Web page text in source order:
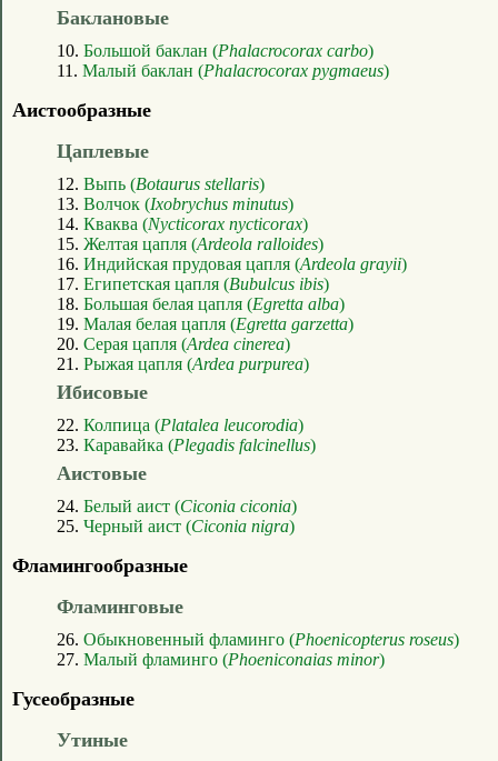
Баклановые
10. Большой баклан (Phalacrocorax carbo)
11. Малый баклан (Phalacrocorax pygmaeus)
Аистообразные
Цаплевые
12. Выпь (Botaurus stellaris)
13. Волчок (Ixobrychus minutus)
14. Кваква (Nycticorax nycticorax)
15. Желтая цапля (Ardeola ralloides)
16. Индийская прудовая цапля (Ardeola grayii)
17. Египетская цапля (Bubulcus ibis)
18. Большая белая цапля (Egretta alba)
19. Малая белая цапля (Egretta garzetta)
20. Серая цапля (Ardea cinerea)
21. Рыжая цапля (Ardea purpurea)
Ибисовые
22. Колпица (Platalea leucorodia)
23. Каравайка (Plegadis falcinellus)
Аистовые
24. Белый аист (Ciconia ciconia)
25. Черный аист (Ciconia nigra)
Фламингообразные
Фламинговые
26. Обыкновенный фламинго (Phoenicopterus roseus)
27. Малый фламинго (Phoeniconaias minor)
Гусеобразные
Утиные